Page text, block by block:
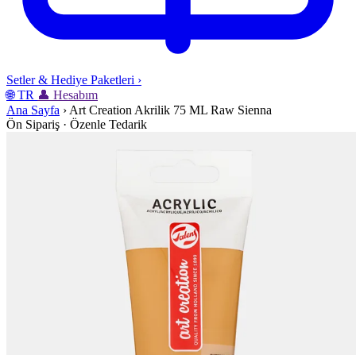
Setler & Hediye Paketleri ›
🌐 TR 👤 Hesabım
Ana Sayfa › Art Creation Akrilik 75 ML Raw Sienna
Ön Sipariş · Özenle Tedarik